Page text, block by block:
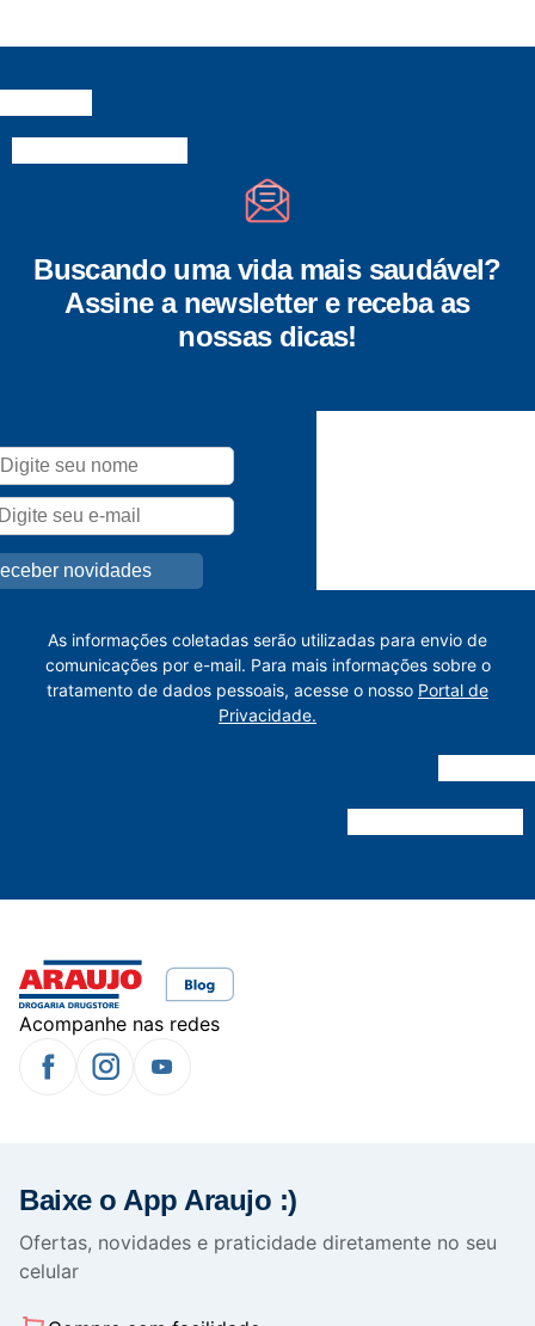
Buscando uma vida mais saudável?
Assine a newsletter e receba as
nossas dicas!
As informações coletadas serão utilizadas para envio de
comunicações por e-mail. Para mais informações sobre o
tratamento de dados pessoais, acesse o nosso Portal de
Privacidade.
Acompanhe nas redes
Baixe o App Araujo :)
Ofertas, novidades e praticidade diretamente no seu
celular